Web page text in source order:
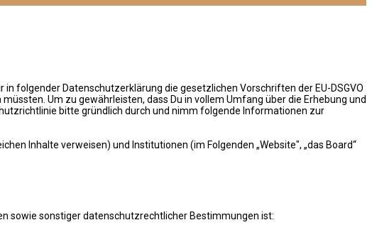
folgender Datenschutzerklärung die gesetzlichen Vorschriften der EU-DSGVO
Um zu gewährleisten, dass Du in vollem Umfang über die Erhebung und
bitte gründlich durch und nimm folgende Informationen zur
Inhalte verweisen) und Institutionen (im Folgenden „Website", „das Board“
sowie sonstiger datenschutzrechtlicher Bestimmungen ist: